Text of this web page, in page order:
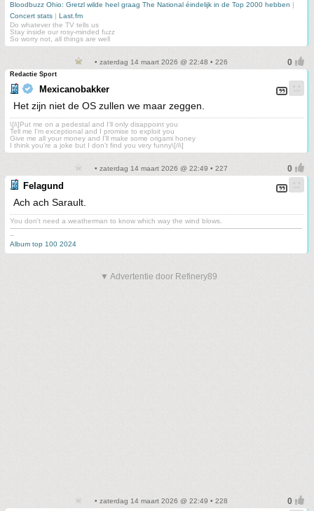
Bloodbuzz Ohio: Gretzl wilde heel graag The National éindelijk in de Top 2000 hebben
Concert stats
Last.fm
Do whatever the TV tells us
Stay inside our rosy-minded fuzz
So worry not, all things are well
• zaterdag 14 maart 2026 @ 22:48 • 226
Redactie Sport
Mexicanobakker
Het zijn niet de OS zullen we maar zeggen.
\[i\]Put me on a pedestal and I'll only disappoint you
Tell me I'm exceptional and I promise to exploit you
Give me all your money and I'll make some origami honey
I think you're a joke but I don't find you very funny\[/i\]
• zaterdag 14 maart 2026 @ 22:49 • 227
Felagund
Ach ach Sarault.
You don't need a weatherman to know which way the wind blows.
-------------------------------------------------------------------------------------------------------------------------------------------
--
Album top 100 2024
▼ Advertentie door Refinery89
• zaterdag 14 maart 2026 @ 22:49 • 228